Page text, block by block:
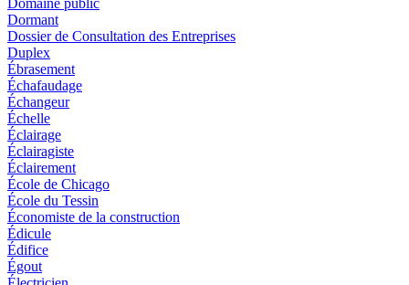
Domaine public
Dormant
Dossier de Consultation des Entreprises
Duplex
Ébrasement
Échafaudage
Échangeur
Échelle
Éclairage
Éclairagiste
Éclairement
École de Chicago
École du Tessin
Économiste de la construction
Édicule
Édifice
Égout